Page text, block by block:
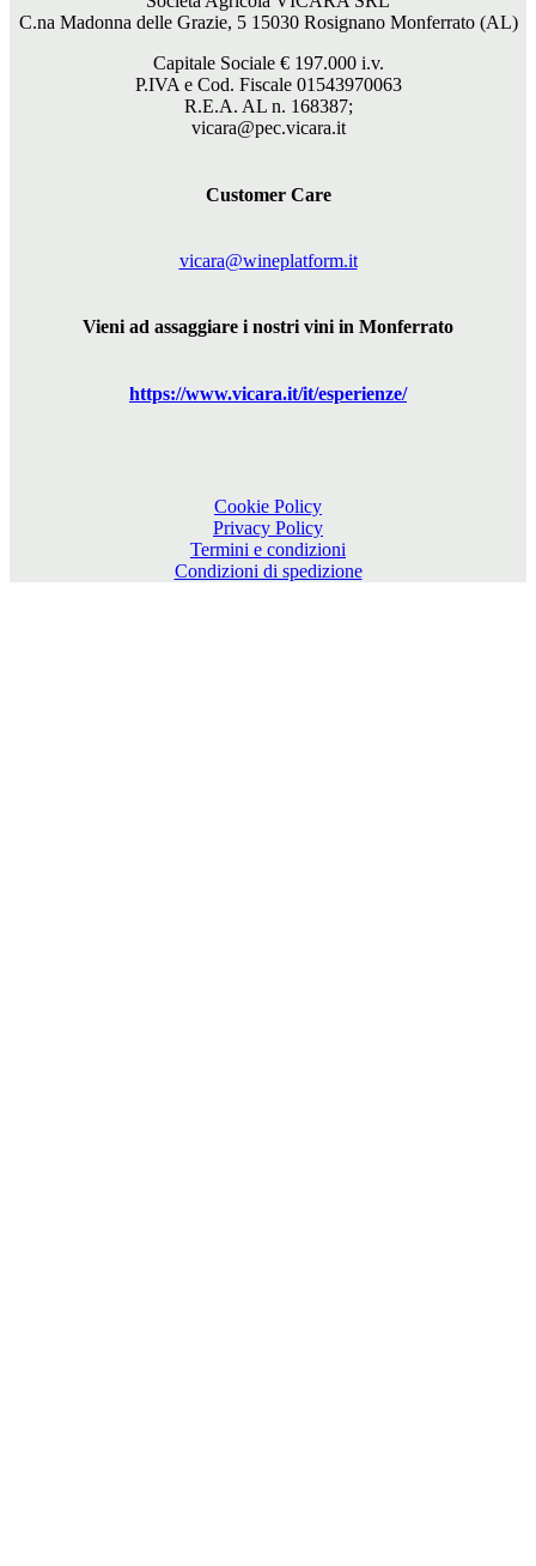
C.na Madonna delle Grazie, 5 15030 Rosignano Monferrato (AL)
Capitale Sociale € 197.000i.v.
P.IVA e Cod. Fiscale 01543970063
R.E.A. AL n. 168387;
vicara@pec.vicara.it
Customer Care
vicara@wineplatform.it
Vieni ad assaggiare i nostri vini in Monferrato
https://www.vicara.it/it/esperienze/
Cookie Policy
Privacy Policy
Termini e condizioni
Condizioni di spedizione